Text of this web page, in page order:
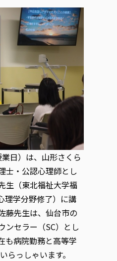
果（国見キャンパス）
状況報告書
学専攻 修士課程
学専攻 博士課程
学専攻 修士課程
修士課程
科 社会福祉学専攻 修士課程
科 福祉心理学専攻 修士課程
学院）
Ⅰ）
のみ履修可能）
のみ受講可能）
ーンシップ検索サイト（キャリタス
へのご協力のお願い
流の活動
ジトリ
ター特別支援教育研究年報一覧
ス方針
びデジタルデバイド解消に向けた
車いす開発
行学一如」の実践
書
える』次世代塾」
協定
定
ミナー
ム
日）は、山形さくら
士・公認心理師とし
生（東北福祉大学福
理学分野修了）に講
藤先生は、仙台市の
ンセラー（SC）とし
も病院勤務と高等学
らっしゃいます。